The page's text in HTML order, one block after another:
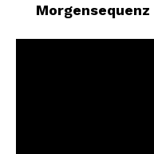
Morgensequenz